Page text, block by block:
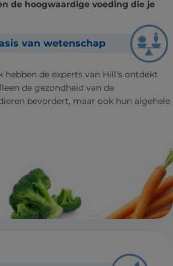
de hoogwaardige voeding die je
van wetenschap
hebben de experts van Hill's ontdekt
de gezondheid van de
bevordert, maar ook hun algehele